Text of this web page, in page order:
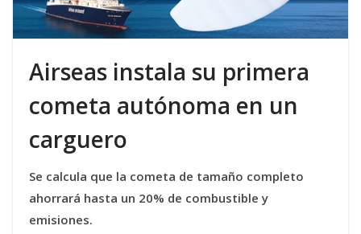
Airseas instala su primera
cometa autónoma en un
carguero
Se calcula que la cometa de tamaño completo
ahorrará hasta un 20% de combustible y
emisiones.